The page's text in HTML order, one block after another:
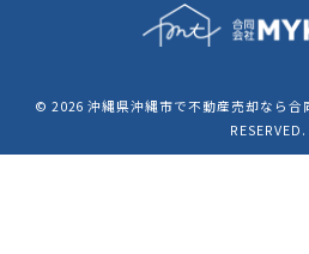
© 2026 沖縄県沖縄市で不動産売却なら合
RESERVED.